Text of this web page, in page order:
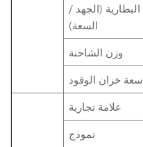
البطارية (الجهد /
السعة)
وزن الشاحنة
سعة خزان الوقود
علامة تجارية
نموذج